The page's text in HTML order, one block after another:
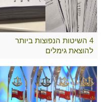
4 השיטות הנפוצות ביותר
להוצאת גימלים